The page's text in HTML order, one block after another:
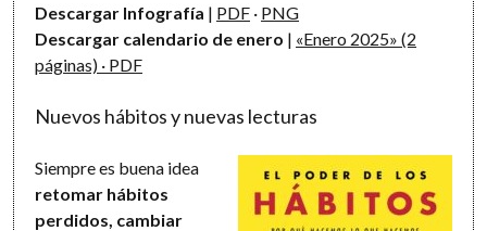
Descargar Infografía | PDF · PNG
Descargar calendario de enero | «Enero 2025» (2
páginas) · PDF
Nuevos hábitos y nuevas lecturas
Siempre es buena idea
retomar hábitos
perdidos, cambiar